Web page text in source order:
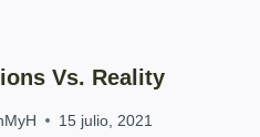
Vs. Reality
15 julio, 2021